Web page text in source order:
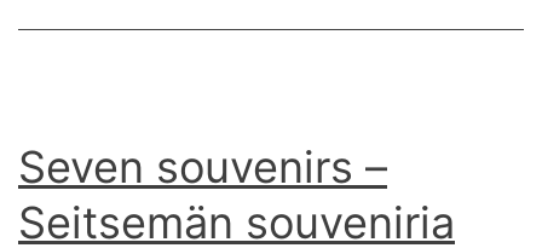
Seven souvenirs –
Seitsemän souveniria